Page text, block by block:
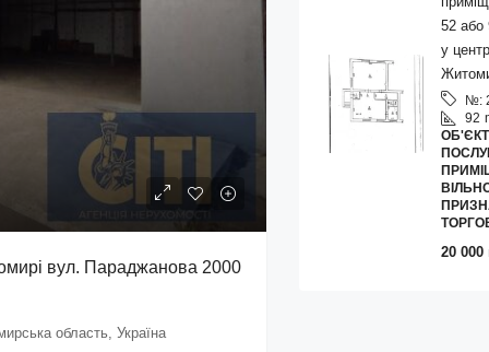
вул. Параджанова 2000
область, Україна
52 або
у
№:
92
20 000